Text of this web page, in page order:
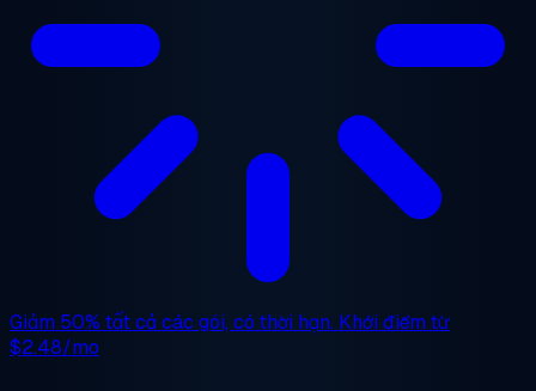
Giảm 50% tất cả các gói, có thời hạn. Khởi điểm từ
$2.48/mo